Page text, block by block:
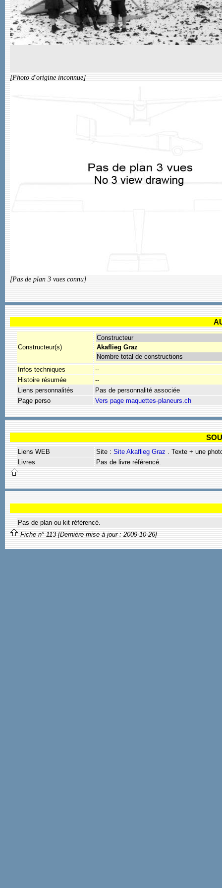
[Photo d'origine inconnue]
[Pas de plan 3 vues connu]
Constructeur(s)
Constructeur
Akaflieg Graz
Nombre total de constructions
Infos techniques
--
Histoire résumée
--
Liens personnalités
Pas de personnalité associée
Page perso
Vers page maquettes-planeurs.ch
Liens WEB Site : Site Akaflieg Graz . Texte + une
Livres
Pas de livre référencé.
Pas de plan ou kit référencé.
Fiche n° 113 [Dernière mise à jour : 2009-10-26]